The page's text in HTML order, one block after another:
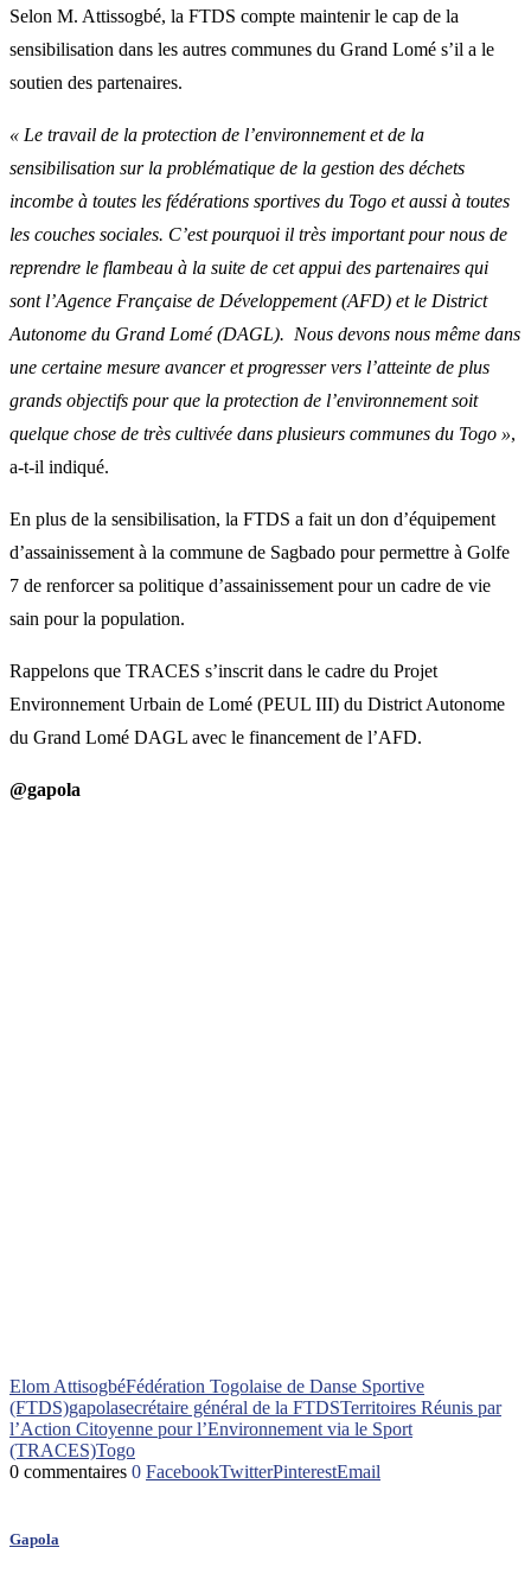
Selon M. Attissogbé, la FTDS compte maintenir le cap de la
sensibilisation dans les autres communes du Grand Lomé s’il a le
soutien des partenaires.
« Le travail de la protection de l’environnement et de la
sensibilisation sur la problématique de la gestion des déchets
incombe à toutes les fédérations sportives du Togo et aussi à toutes
les couches sociales. C’est pourquoi il très important pour nous de
reprendre le flambeau à la suite de cet appui des partenaires qui
sont l’Agence Française de Développement (AFD) et le District
Autonome du Grand Lomé (DAGL). Nous devons nous même dans
une certaine mesure avancer et progresser vers l’atteinte de plus
grands objectifs pour que la protection de l’environnement soit
quelque chose de très cultivée dans plusieurs communes du Togo »,
a-t-il indiqué.
En plus de la sensibilisation, la FTDS a fait un don d’équipement
d’assainissement à la commune de Sagbado pour permettre à Golfe
7 de renforcer sa politique d’assainissement pour un cadre de vie
sain pour la population.
Rappelons que TRACES s’inscrit dans le cadre du Projet
Environnement Urbain de Lomé (PEUL III) du District Autonome
du Grand Lomé DAGL avec le financement de l’AFD.
@gapola
Elom AttisogbéFédération Togolaise de Danse Sportive
(FTDS)gapolasecrétaire général de la FTDSTerritoires Réunis par
l’Action Citoyenne pour l’Environnement via le Sport
(TRACES)Togo
0 commentaires 0 FacebookTwitterPinterestEmail
Gapola